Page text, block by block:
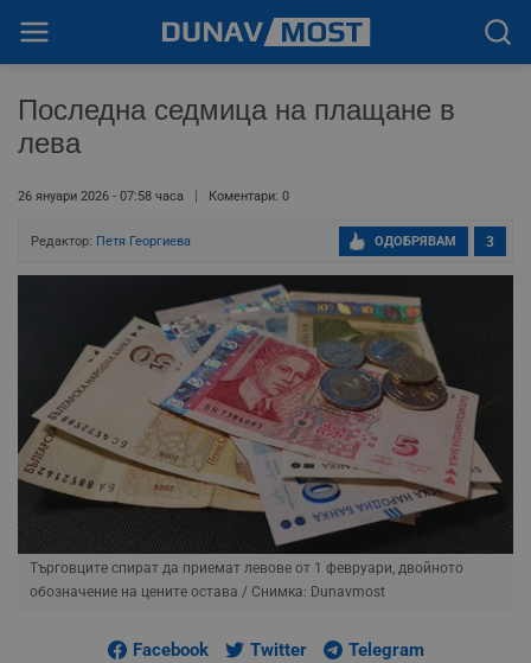
Последна седмица на плащане в
лева
26 януари 2026 - 07:58 часа Коментари: 0
Редактор: Петя Георгиева 3
ОДОБРЯВАМ
Търговците спират да приемат левове от 1 февруари, двойното
обозначение на цените остава / Снимка: Dunavmost
Facebook Twitter Telegram